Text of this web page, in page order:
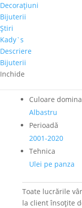
Decoraţiuni
Bijuterii
Ştiri
Kady`s
Descriere
Bijuterii
Inchide
Feminin
Pret-orientativ
Culoare
Albastru
Perioadă
2001-2020
Tehnica
Ulei pe panza
Toate lucrările
la client însoțite